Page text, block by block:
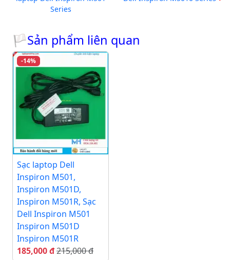
Series
🏳Sản phẩm liên quan
-14%
Sạc laptop Dell
Inspiron M501,
Inspiron M501D,
Inspiron M501R, Sạc
Dell Inspiron M501
Inspiron M501D
Inspiron M501R
185,000 đ215,000 đ